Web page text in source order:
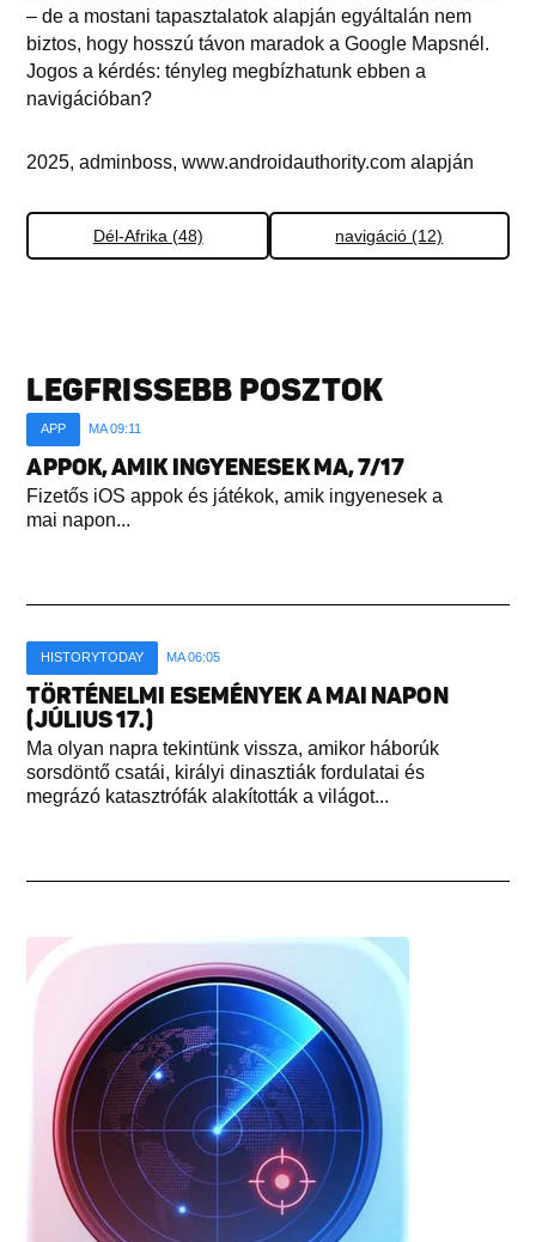
– de a mostani tapasztalatok alapján egyáltalán nem
biztos, hogy hosszú távon maradok a Google Mapsnél.
Jogos a kérdés: tényleg megbízhatunk ebben a
navigációban?
2025, adminboss, www.androidauthority.com alapján
Dél-Afrika (48) navigáció (12)
LEGFRISSEBB POSZTOK
APP MA 09:11
APPOK, AMIK INGYENESEK MA, 7/17
Fizetős iOS appok és játékok, amik ingyenesek a
mai napon...
HISTORYTODAY MA 06:05
TÖRTÉNELMI ESEMÉNYEK A MAI NAPON
(JÚLIUS 17.)
Ma olyan napra tekintünk vissza, amikor háborúk
sorsdöntő csatái, királyi dinasztiák fordulatai és
megrázó katasztrófák alakították a világot...